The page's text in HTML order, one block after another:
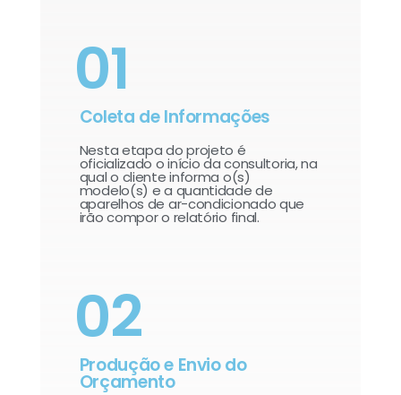
01
Coleta de Informações
Nesta etapa do projeto é
oficializado o início da consultoria, na
qual o cliente informa o(s)
modelo(s) e a quantidade de
aparelhos de ar-condicionado que
irão compor o relatório final.​
02
Produção e Envio do
Orçamento